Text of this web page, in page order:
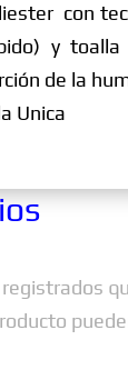
con
y
de la
Unica